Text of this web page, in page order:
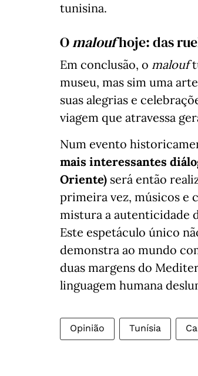
tunisina.
Omaloufhoje: das
Em conclusão, o malouf
museu, mas sim uma
suas alegrias e
viagem que atravessa
Num evento
mais interessantes
Oriente) será então
primeira vez, músicos e
mistura a autenticidade
Este espetáculo único
demonstra ao mundo
duas margens do
linguagem humana
Opinião Tunísia